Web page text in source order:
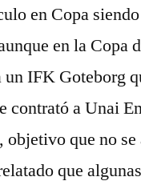
en Copa
en la Copa
IFK Goteborg
contrató a Unai
que no se
que